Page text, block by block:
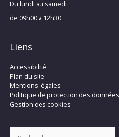
Du lundi au samedi
de 09h00 à 12h30
Liens
Accessibilité
Plan du site
Mentions légales
Politique de protection des données
Gestion des cookies